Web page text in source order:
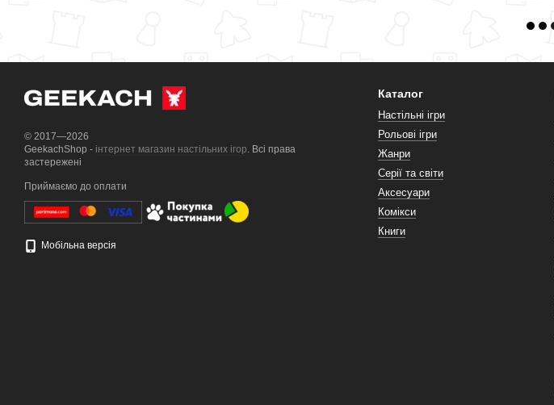
© 2017—2026
GeekachShop - інтернет магазин настільних ігор. Всі права
застережені
Приймаємо до оплати
Мобільна версія
Каталог
Настільні ігри
Рольові ігри
Жанри
Серії та світи
Аксесуари
Комікси
Книги